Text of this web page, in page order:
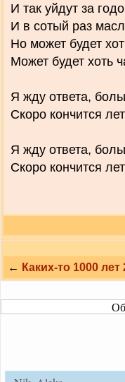
И так уйдут за
И в сотый раз
Но может будет
Может будет хоть
Я жду ответа,
Скоро кончится
Я жду ответа,
Скоро кончится
← Каких-то 1000 лет